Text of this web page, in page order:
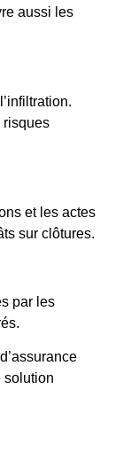
aussi les
risques
et les actes
sur clôtures.
par les
solution